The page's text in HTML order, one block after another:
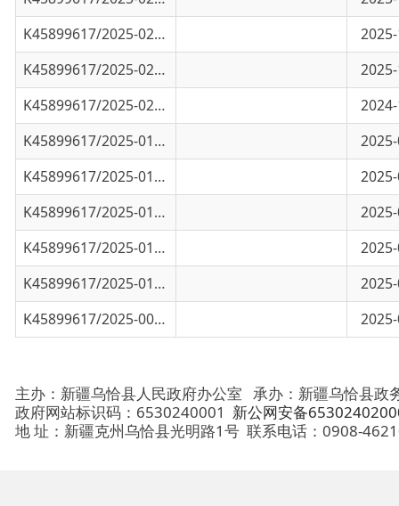
K45899617/2025-02549 2024年度乌恰县交通运输局主要负责人述
2024-12-30
K45899617/2025-01927 乌恰县交通运输局2025年第二季度其他对
2025-07-15
K45899617/2025-01926 农村公路养护管理办法
2025-07-15
K45899617/2025-01925
超限运输车辆行驶公路管理规定2025-07-15
K45899617/2025-01922 乌恰县交通运输局2025年第二季度行政处
2025-07-14
K45899617/2025-01071 乌恰县交通运输局2025年第一季度其他对
2025-05-07
K45899617/2025-00835 乌恰县交通运输局2025年第一季度行政处
2025-04-07
主办：新疆乌恰县人民政府办公室 承办：新疆乌恰县政务服务
政府网站标识码：6530240001 新公网安备65302402000101号
地 址：新疆克州乌恰县光明路1号 联系电话：0908-4621030 法